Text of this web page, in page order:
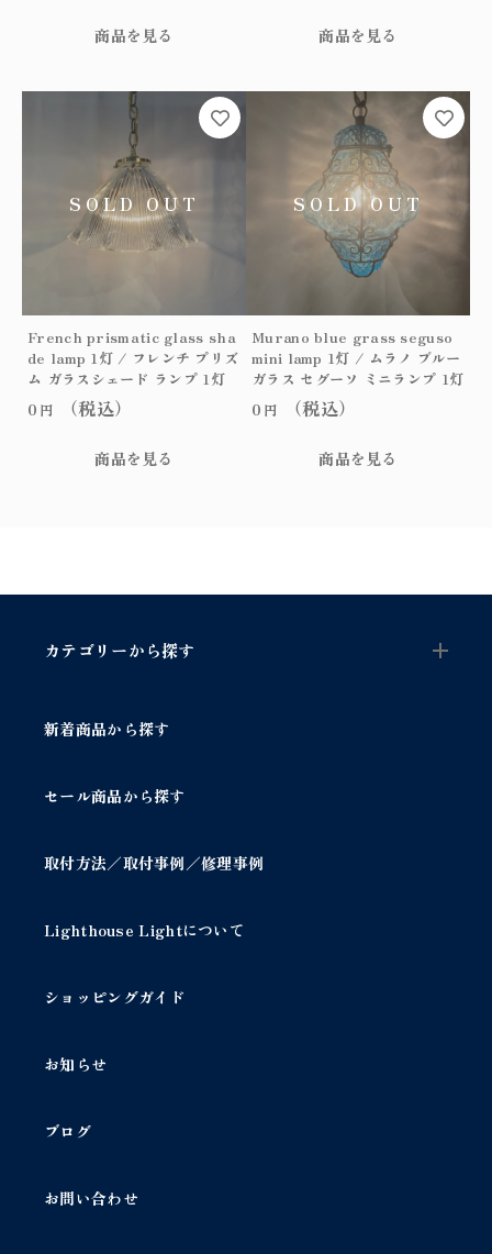
商品を見る 商品を見る
French prismatic glass sha
de lamp 1灯 / フレンチ プリズ
ム ガラスシェード ランプ 1灯
0 円 （税込）
商品を見る
Murano blue grass seguso
mini lamp 1灯 / ムラノ ブルー
ガラス セグーソ ミニランプ 1灯
0 円 （税込）
商品を見る
カテゴリーから探す
新着商品から探す
セール商品から探す
取付方法／取付事例／修理事例
Lighthouse Lightについて
ショッピングガイド
お知らせ
ブログ
お問い合わせ